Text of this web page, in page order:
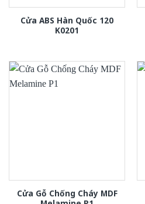
Cửa ABS Hàn Quốc 120
K0201
Cửa Gỗ Chống Cháy MDF